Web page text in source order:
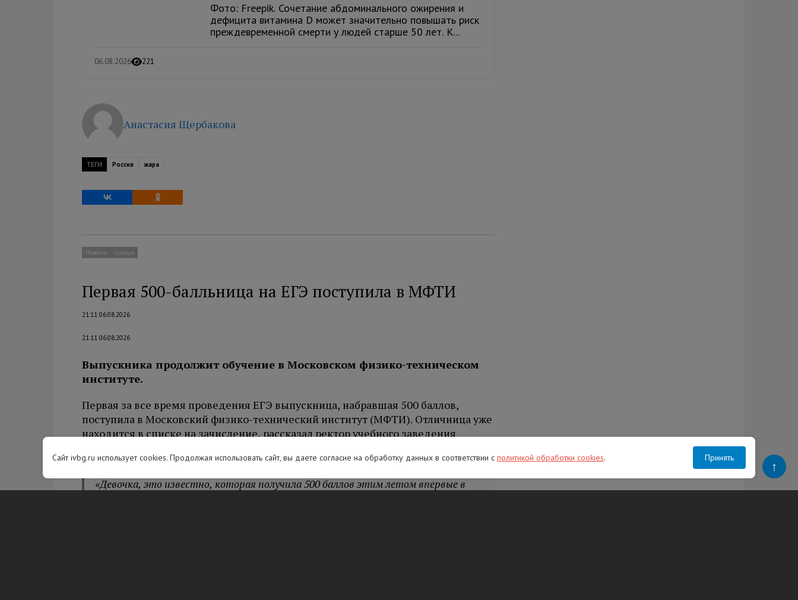
Фото: Freepik. Сочетание абдоминального ожирения и
дефицита витамина D может значительно повышать риск
преждевременной смерти у людей старше 50 лет. К...
06.08.2026 221
Анастасия Щербакова
ТЕГИ Россия жара
Новости Социум
Первая 500-балльница на ЕГЭ поступила в МФТИ
21:11 06.08.2026
21:11 06.08.2026
Выпускника продолжит обучение в Московском физико-техническом
институте.
Первая за все время проведения ЕГЭ выпускница, набравшая 500 баллов,
поступила в Московский физико-технический институт (МФТИ). Отличница уже
находится в списке на зачисление, рассказал ректор учебного заведения
«Девочка, это известно, которая получила 500 баллов этим летом впервые в
Сайт ivbg.ru использует cookies. Продолжая использовать сайт, вы даете согласие на обработку данных в соответствии с политикой обработки cookies. Принять
↑